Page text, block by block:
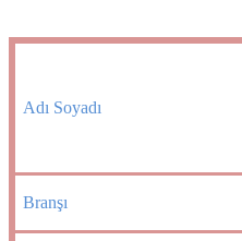
Adı Soyadı
Branşı